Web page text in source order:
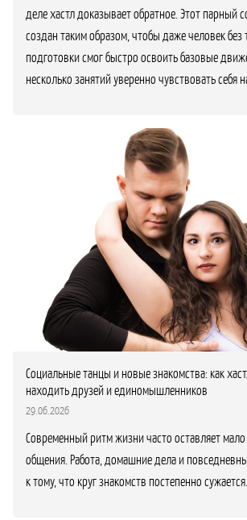
деле хастл доказывает обратное. Этот парный
создан таким образом, чтобы даже человек без
подготовки смог быстро освоить базовые
несколько занятий уверенно чувствовать себя
Социальные танцы и новые знакомства: как
находить друзей и единомышленников
29.06.2026
Современный ритм жизни часто оставляет
общения. Работа, домашние дела и
к тому, что круг знакомств постепенно сужается.